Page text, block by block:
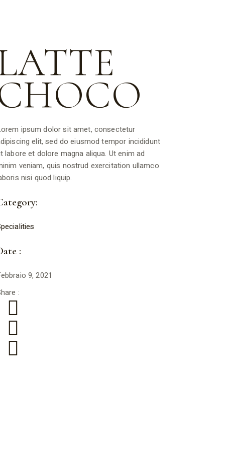
ipsum dolor sit amet, consectetur
elit, sed do eiusmod tempor incididunt
labore et dolore magna aliqua. Ut enim ad
veniam, quis nostrud exercitation ullamco
nisi quod liquip.
:
9, 2021
: